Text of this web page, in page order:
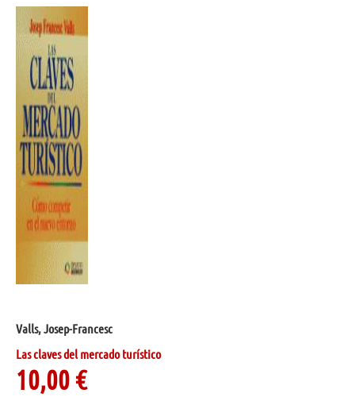
Valls, Josep-Francesc
Las claves del mercado turístico
10,00€